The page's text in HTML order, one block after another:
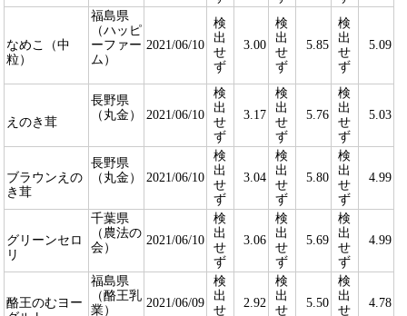
なめこ（中
粒）
福島県
（ハッピ
ーファー
ム）
2021/06/10
検
出
せ
ず
3.00
検
出
せ
ず
5.85
検
出
せ
ず
5.09
えのき茸
長野県
（丸金）
2021/06/10
検
出
せ
ず
3.17
検
出
せ
ず
5.76
検
出
せ
ず
5.03
ブラウンえの
き茸
長野県
（丸金）
2021/06/10
検
出
せ
ず
3.04
検
出
せ
ず
5.80
検
出
せ
ず
4.99
グリーンセロ
リ
千葉県
（農法の
会）
2021/06/10
検
出
せ
ず
3.06
検
出
せ
ず
5.69
検
出
せ
ず
4.99
酪王のむヨー
福島県
（酪王乳
業）
2021/06/09
検
出
せ
2.92
検
出
せ
5.50
検
出
せ
4.78